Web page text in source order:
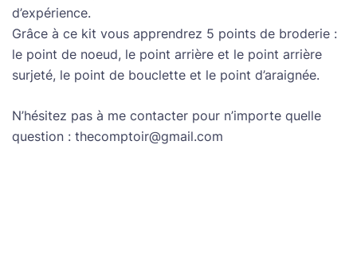
d’expérience.
Grâce à ce kit vous apprendrez 5 points de broderie :
le point de noeud, le point arrière et le point arrière
surjeté, le point de bouclette et le point d’araignée.
N’hésitez pas à me contacter pour n’importe quelle
question : thecomptoir@gmail.com